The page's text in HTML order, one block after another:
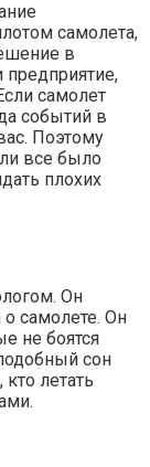
самолета,
в
предприятие,
самолет
событий в
Поэтому
все было
плохих
Он
самолете. Он
не боятся
сон
летать